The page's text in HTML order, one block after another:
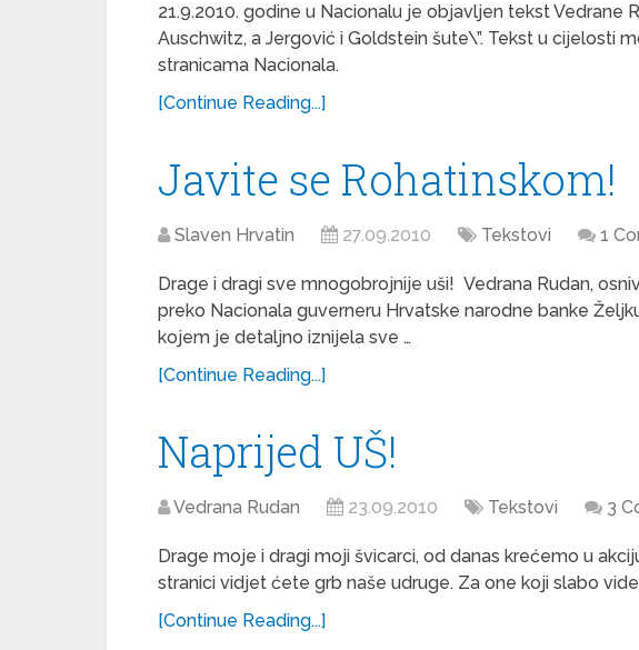
21.9.2010. godine u Nacionalu je objavljen tekst Vedrane
Auschwitz, a Jergović i Goldstein šute\”. Tekst u cijelosti
stranicama Nacionala.
[Continue Reading...]
Javite se Rohatinskom!
Slaven Hrvatin 27.09.2010 Tekstovi 1
Drage i dragi sve mnogobrojnije uši! Vedrana Rudan,
preko Nacionala guverneru Hrvatske narodne banke
kojem je detaljno iznijela sve …
[Continue Reading...]
Naprijed UŠ!
Vedrana Rudan 23.09.2010 Tekstovi 3
Drage moje i dragi moji švicarci, od danas krećemo u
stranici vidjet ćete grb naše udruge. Za one koji slabo
[Continue Reading...]